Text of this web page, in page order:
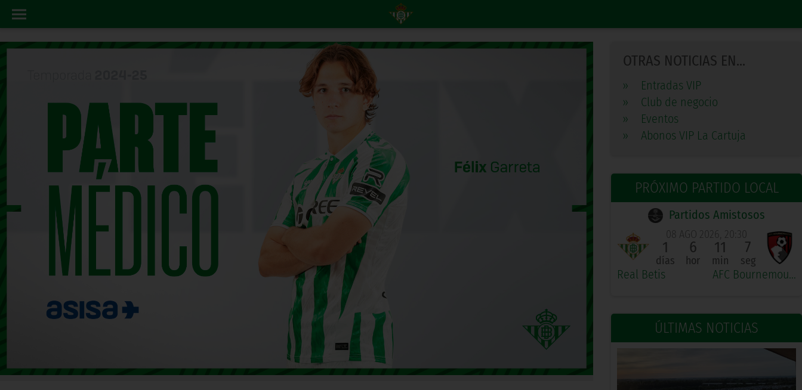
OTRAS NOTICIAS EN...
»
Entradas VIP
»
Club de negocio
»
Eventos
»
Abonos VIP La Cartuja
PRÓXIMO PARTIDO LOCAL
Partidos Amistosos
Real Betis
08 AGO 2026, 20:30
1
días
6
hor
11
min
6
seg
AFC Bournemouth
ÚLTIMAS NOTICIAS